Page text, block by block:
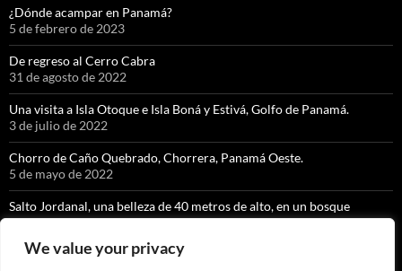
We value your privacy
¿Dónde acampar en Panamá?
5 de febrero de 2023
De regreso al Cerro Cabra
31 de agosto de 2022
Una visita a Isla Otoque e Isla Boná y Estivá, Golfo de Panamá.
3 de julio de 2022
Chorro de Caño Quebrado, Chorrera, Panamá Oeste.
5 de mayo de 2022
Salto Jordanal, una belleza de 40 metros de alto, en un bosque
nuboso exquisito.